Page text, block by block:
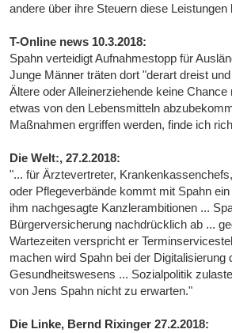
andere über ihre Steuern diese Leistungen
T-Online news 10.3.2018:
Spahn verteidigt Aufnahmestopp für
Junge Männer träten dort "derart dreist
Ältere oder Alleinerziehende keine
etwas von den Lebensmitteln
Maßnahmen ergriffen werden, finde ich
Die Welt:, 27.2.2018:
"... für Ärztevertreter,
oder Pflegeverbände kommt mit Spahn
ihm nachgesagte Kanzlerambitionen ...
Bürgerversicherung nachdrücklich ab ...
Wartezeiten verspricht er
machen wird Spahn bei der Digitalisierung
Gesundheitswesens ... Sozialpolitik
von Jens Spahn nicht zu erwarten."
Die Linke, Bernd Rixinger 27.2.2018: